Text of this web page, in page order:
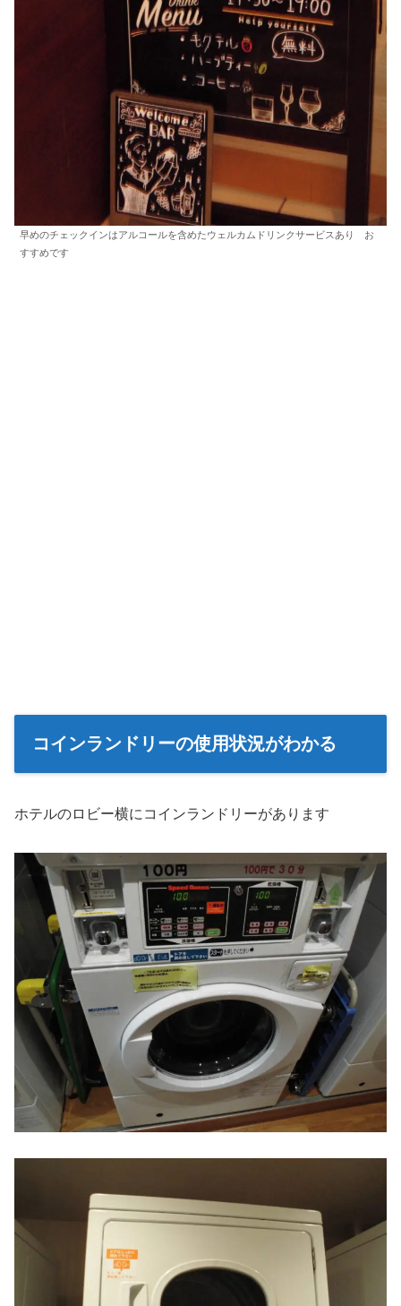
早めのチェックインはアルコールを含めたウェルカムドリンクサービスあり お
すすめです
コインランドリーの使用状況がわかる
ホテルのロビー横にコインランドリーがあります